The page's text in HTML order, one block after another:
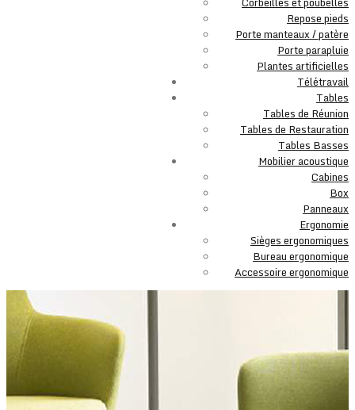
Repose pieds
Porte manteaux / patère
Porte parapluie
Plantes artificielles
Télétravail
Tables
Tables de Réunion
Tables de Restauration
Tables Basses
Mobilier acoustique
Cabines
Box
Panneaux
Ergonomie
Sièges ergonomiques
Bureau ergonomique
Accessoire ergonomique